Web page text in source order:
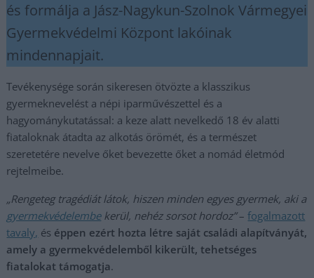
és formálja a Jász-Nagykun-Szolnok Vármegyei
Gyermekvédelmi Központ lakóinak
mindennapjait.
Tevékenysége során sikeresen ötvözte a klasszikus
gyermeknevelést a népi iparművészettel és a
hagyománykutatással: a keze alatt nevelkedő 18 év alatti
fiataloknak átadta az alkotás örömét, és a természet
szeretetére nevelve őket bevezette őket a nomád életmód
rejtelmeibe.
„Rengeteg tragédiát látok, hiszen minden egyes gyermek, aki a
gyermekvédelembekerül, nehéz sorsot hordoz”–fogalmazott
tavaly, és éppen ezért hozta létre saját családi alapítványát,
amely a gyermekvédelemből kikerült, tehetséges
fiatalokat támogatja.